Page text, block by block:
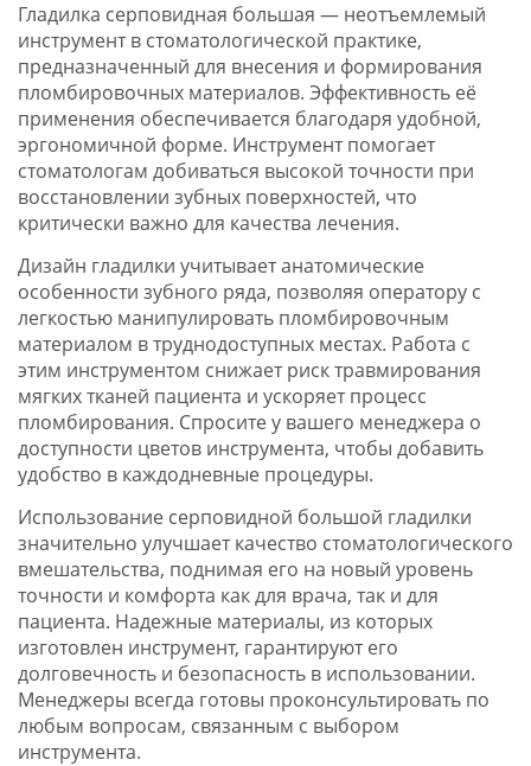
Гладилка серповидная большая — неотъемлемый
инструмент в стоматологической практике,
предназначенный для внесения и формирования
пломбировочных материалов. Эффективность её
применения обеспечивается благодаря удобной,
эргономичной форме. Инструмент помогает
стоматологам добиваться высокой точности при
восстановлении зубных поверхностей, что
критически важно для качества лечения.
Дизайн гладилки учитывает анатомические
особенности зубного ряда, позволяя оператору с
легкостью манипулировать пломбировочным
материалом в труднодоступных местах. Работа с
этим инструментом снижает риск травмирования
мягких тканей пациента и ускоряет процесс
пломбирования. Спросите у вашего менеджера о
доступности цветов инструмента, чтобы добавить
удобство в каждодневные процедуры.
Использование серповидной большой гладилки
значительно улучшает качество стоматологического
вмешательства, поднимая его на новый уровень
точности и комфорта как для врача, так и для
пациента. Надежные материалы, из которых
изготовлен инструмент, гарантируют его
долговечность и безопасность в использовании.
Менеджеры всегда готовы проконсультировать по
любым вопросам, связанным с выбором
инструмента.